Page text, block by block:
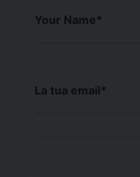
Your Name*
La tua email*